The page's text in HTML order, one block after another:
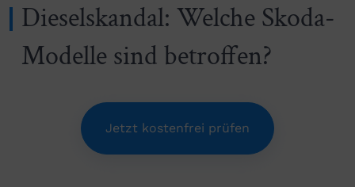
Dieselskandal: Welche Skoda-
Modelle sind betroffen?
Jetzt kostenfrei prüfen